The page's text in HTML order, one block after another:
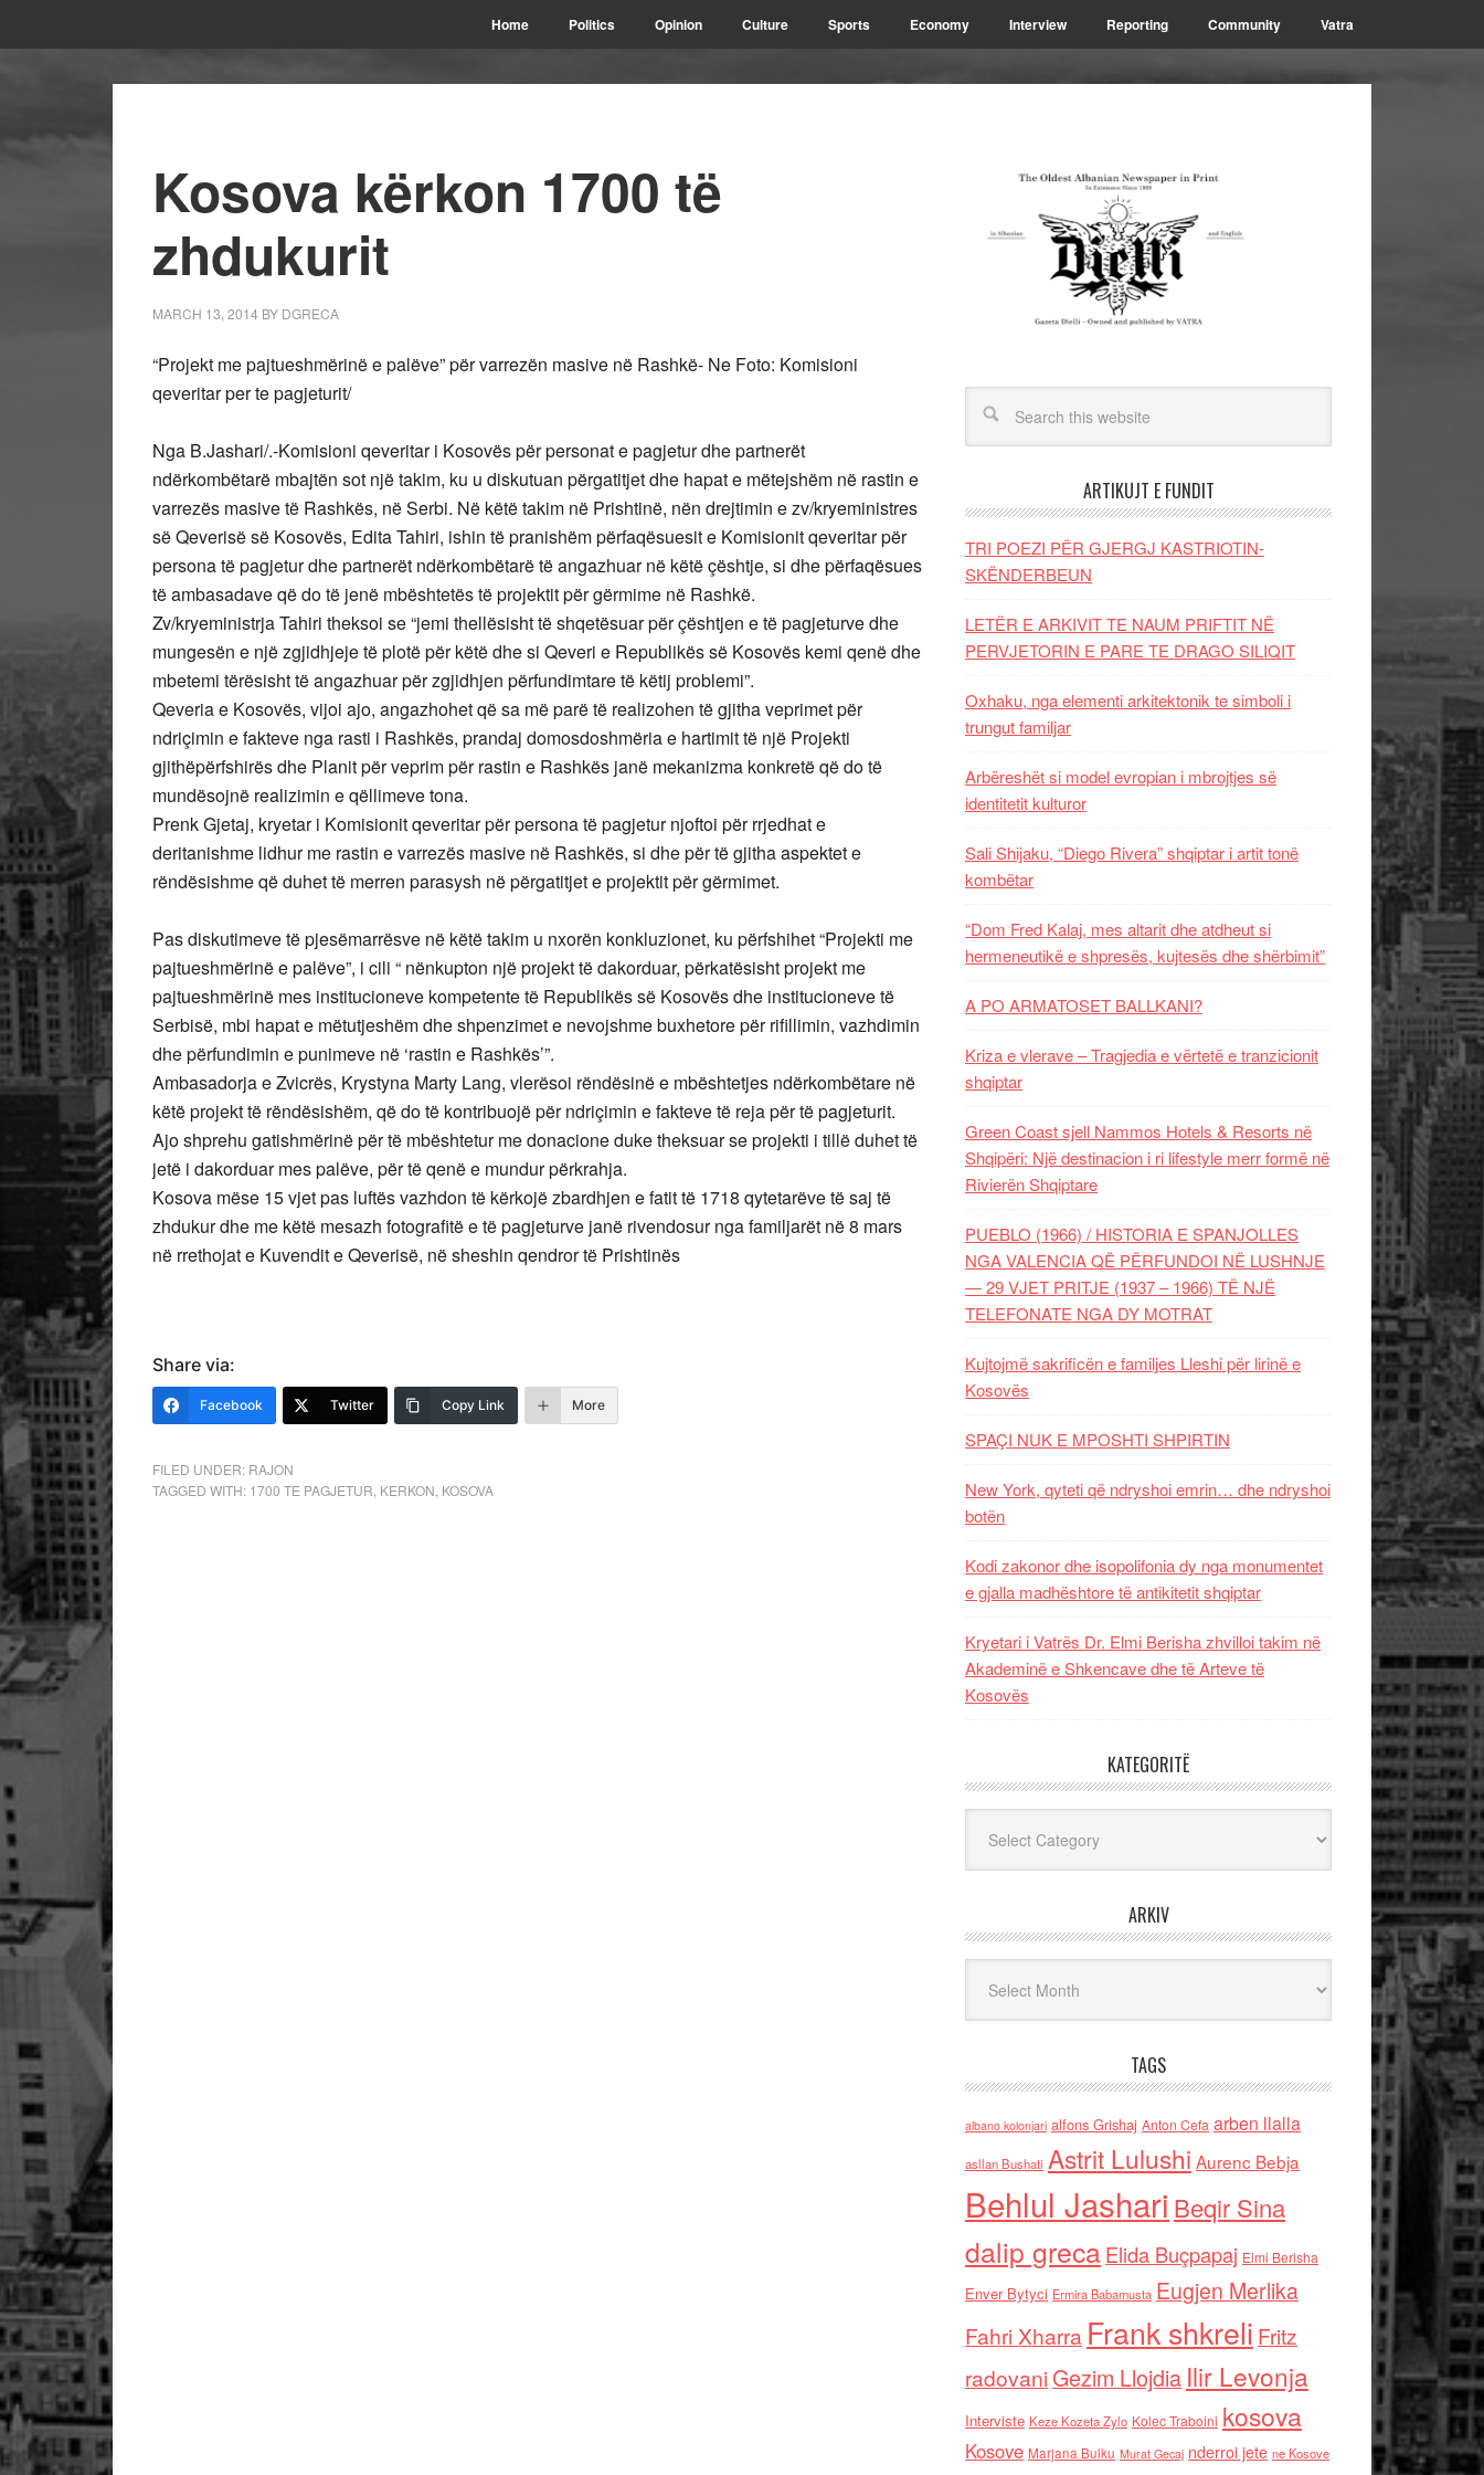
Home Politics Opinion Culture Sports Economy Interview Reporting Community Vatra
Kosova kërkon 1700 të
zhdukurit
MARCH 13, 2014 BY DGRECA
“Projekt me pajtueshmërinë e palëve” për varrezën masive në Rashkë- Ne Foto: Komisioni
qeveritar per te pagjeturit/
Nga B.Jashari/.-Komisioni qeveritar i Kosovës për personat e pagjetur dhe partnerët
ndërkombëtarë mbajtën sot një takim, ku u diskutuan përgatitjet dhe hapat e mëtejshëm në rastin e
varrezës masive të Rashkës, në Serbi. Në këtë takim në Prishtinë, nën drejtimin e zv/kryeministres
së Qeverisë së Kosovës, Edita Tahiri, ishin të pranishëm përfaqësuesit e Komisionit qeveritar për
persona të pagjetur dhe partnerët ndërkombëtarë të angazhuar në këtë çështje, si dhe përfaqësues
të ambasadave që do të jenë mbështetës të projektit për gërmime në Rashkë.
Zv/kryeministrja Tahiri theksoi se “jemi thellësisht të shqetësuar për çështjen e të pagjeturve dhe
mungesën e një zgjidhjeje të plotë për këtë dhe si Qeveri e Republikës së Kosovës kemi qenë dhe
mbetemi tërësisht të angazhuar për zgjidhjen përfundimtare të këtij problemi”.
Qeveria e Kosovës, vijoi ajo, angazhohet që sa më parë të realizohen të gjitha veprimet për
ndriçimin e fakteve nga rasti i Rashkës, prandaj domosdoshmëria e hartimit të një Projekti
gjithëpërfshirës dhe Planit për veprim për rastin e Rashkës janë mekanizma konkretë që do të
mundësojnë realizimin e qëllimeve tona.
Prenk Gjetaj, kryetar i Komisionit qeveritar për persona të pagjetur njoftoi për rrjedhat e
deritanishme lidhur me rastin e varrezës masive në Rashkës, si dhe për të gjitha aspektet e
rëndësishme që duhet të merren parasysh në përgatitjet e projektit për gërmimet.
Pas diskutimeve të pjesëmarrësve në këtë takim u nxorën konkluzionet, ku përfshihet “Projekti me
pajtueshmërinë e palëve”, i cili “ nënkupton një projekt të dakorduar, përkatësisht projekt me
pajtueshmërinë mes institucioneve kompetente të Republikës së Kosovës dhe institucioneve të
Serbisë, mbi hapat e mëtutjeshëm dhe shpenzimet e nevojshme buxhetore për rifillimin, vazhdimin
dhe përfundimin e punimeve në ‘rastin e Rashkës’”.
Ambasadorja e Zvicrës, Krystyna Marty Lang, vlerësoi rëndësinë e mbështetjes ndërkombëtare në
këtë projekt të rëndësishëm, që do të kontribuojë për ndriçimin e fakteve të reja për të pagjeturit.
Ajo shprehu gatishmërinë për të mbështetur me donacione duke theksuar se projekti i tillë duhet të
jetë i dakorduar mes palëve, për të qenë e mundur përkrahja.
Kosova mëse 15 vjet pas luftës vazhdon të kërkojë zbardhjen e fatit të 1718 qytetarëve të saj të
zhdukur dhe me këtë mesazh fotografitë e të pagjeturve janë rivendosur nga familjarët në 8 mars
në rrethojat e Kuvendit e Qeverisë, në sheshin qendror të Prishtinës
Share via:
Facebook Twitter Copy Link More
FILED UNDER: RAJON
TAGGED WITH: 1700 TE PAGJETUR KERKON KOSOVA
ARTIKUJT E FUNDIT
TRI POEZI PËR GJERGJ KASTRIOTIN-
SKËNDERBEUN
LETËR E ARKIVIT TE NAUM PRIFTIT NË
PERVJETORIN E PARE TE DRAGO SILIQIT
Oxhaku, nga elementi arkitektonik te simboli i
trungut familjar
Arbëreshët si model evropian i mbrojtjes së
identitetit kulturor
Sali Shijaku, “Diego Rivera” shqiptar i artit tonë
kombëtar
“Dom Fred Kalaj, mes altarit dhe atdheut si
hermeneutikë e shpresës, kujtesës dhe shërbimit”
A PO ARMATOSET BALLKANI?
Kriza e vlerave – Tragjedia e vërtetë e tranzicionit
shqiptar
Green Coast sjell Nammos Hotels & Resorts në
Shqipëri: Një destinacion i ri lifestyle merr formë në
Rivierën Shqiptare
PUEBLO (1966) / HISTORIA E SPANJOLLES
NGA VALENCIA QË PËRFUNDOI NË LUSHNJE
— 29 VJET PRITJE (1937 – 1966) TË NJË
TELEFONATE NGA DY MOTRAT
Kujtojmë sakrificën e familjes Lleshi për lirinë e
Kosovës
SPAÇI NUK E MPOSHTI SHPIRTIN
New York, qyteti që ndryshoi emrin… dhe ndryshoi
botën
Kodi zakonor dhe isopolifonia dy nga monumentet
e gjalla madhështore të antikitetit shqiptar
Kryetari i Vatrës Dr. Elmi Berisha zhvilloi takim në
Akademinë e Shkencave dhe të Arteve të
Kosovës
KATEGORITË
ARKIV
TAGS
albano kolonjari alfons Grishaj Anton Cefa arben llalla
asllan Bushati Astrit Lulushi Aurenc Bebja
Behlul Jashari Beqir Sina
dalip grecaElida Buçpapaj Elmi Berisha
Enver Bytyci Ermira Babamusta Eugjen Merlika
Fahri Xharra Frank shkreli Fritz
radovaniGezim Llojdia Ilir Levonja
Interviste Keze Kozeta Zylo Kolec Traboini kosova
Kosove Marjana Bulku Murat Gecaj nderroi jete ne Kosove